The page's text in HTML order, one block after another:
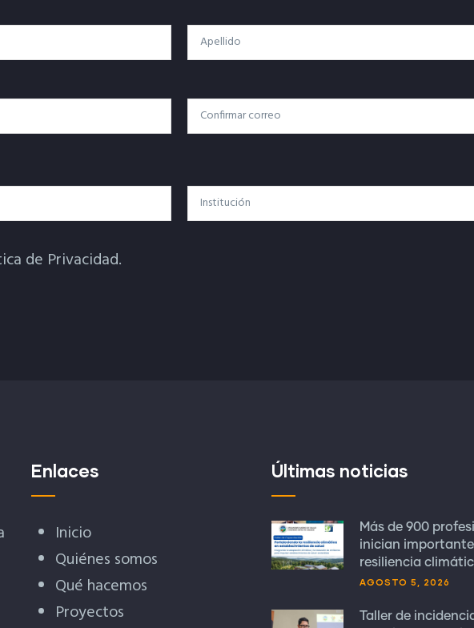
Apellido
Confirmar Correo
Institución
de Privacidad.
Enlaces
Inicio
Quiénes somos
Qué hacemos
Proyectos
Últimas noticias
Más de 900
inician
resiliencia
AGOSTO 5, 2026
Taller de